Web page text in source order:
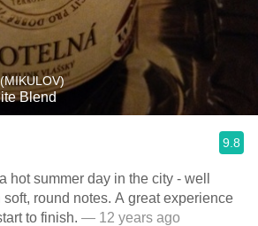
Blend
9.8
hot summer day in the city - well
round notes. A great experience
to finish. — 12 years ago